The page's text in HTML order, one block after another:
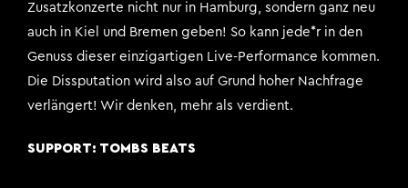
Zusatzkonzerte nicht nur in Hamburg, sondern ganz neu
auch in Kiel und Bremen geben! So kann jede*r in den
Genuss dieser einzigartigen Live-Performance kommen.
Die Dissputation wird also auf Grund hoher Nachfrage
verlängert! Wir denken, mehr als verdient.
SUPPORT: TOMBS BEATS